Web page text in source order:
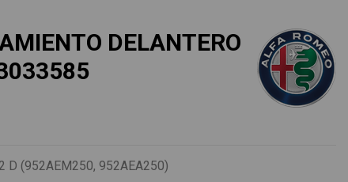
DELANTERO
D (952AEM250, 952AEA250)